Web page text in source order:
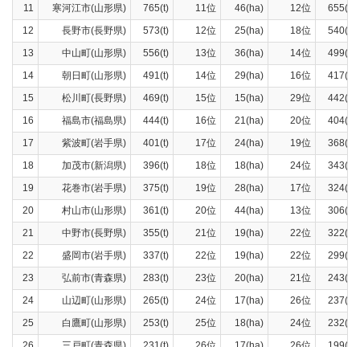
11
寒河江市(山形県) 765(t) 11位 46(ha) 12位
655(t)
12
長野市(長野県) 573(t) 12位 25(ha) 18位
540(t)
13
中山町(山形県) 556(t) 13位 36(ha) 14位
499(t)
14
朝日町(山形県) 491(t) 14位 29(ha) 16位
417(t)
15
松川町(長野県) 469(t) 15位 15(ha) 29位
442(t)
16
福島市(福島県) 444(t) 16位 21(ha) 20位
404(t)
17
紫波町(岩手県) 401(t) 17位 24(ha) 19位
368(t)
18
加茂市(新潟県) 396(t) 18位 18(ha) 24位
343(t)
19
花巻市(岩手県) 375(t) 19位 28(ha) 17位
324(t)
20
村山市(山形県) 361(t) 20位 44(ha) 13位
306(t)
21
中野市(長野県) 355(t) 21位 19(ha) 22位
322(t)
22
盛岡市(岩手県) 337(t) 22位 19(ha) 22位
299(t)
23
弘前市(青森県) 283(t) 23位 20(ha) 21位
243(t)
24
山辺町(山形県) 265(t) 24位 17(ha) 26位
237(t)
25
白鷹町(山形県) 253(t) 25位 18(ha) 24位
232(t)